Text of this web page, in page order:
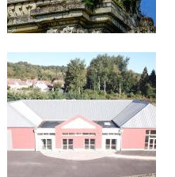
Afficher en diaporama